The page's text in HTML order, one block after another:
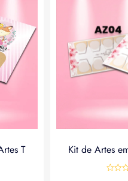
T Kit de Artes